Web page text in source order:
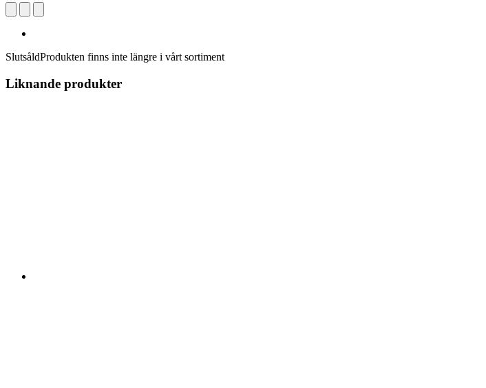
SlutsåldProdukten finns inte längre i vårt sortiment
Liknande produkter